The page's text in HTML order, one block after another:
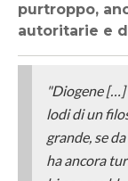
purtroppo,
autoritarie e
"Diogene […]
lodi di un
grande, se
ha ancora